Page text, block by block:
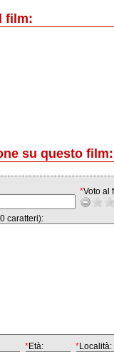
film:
su questo
*Voto al
caratteri):
*Età: *Località: